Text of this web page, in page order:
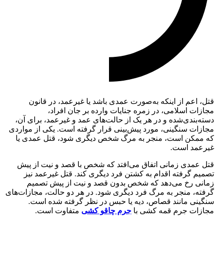
قتل، اعم از اینکه به‌صورت عمدی باشد یا غیرعمد، در قانون
مجازات اسلامی، در زمره جنایات وارده بر جان افراد،
دسته‌بندی‌شده و در هر یک از حالت‌های عمد و غیرعمد، برای آن،
مجازات سنگینی، مورد پیش‌بینی قرار گرفته است. یکی از مواردی
که ممکن است، منجر به مرگ شخص دیگری شود، قتل عمدی یا
غیرعمد است.
قتل عمدی زمانی اتفاق می‌افتد که شخص با قصد و نیت از پیش
تصمیم گرفته اقدام به کشتن فرد دیگری کند. قتل غیرعمد نیز
زمانی رخ می‌دهد که شخص بدون قصد و نیت از پیش تصمیم
گرفته، منجر به مرگ فرد دیگری شود. در هر دو حالت، مجازات‌های
سنگینی مانند قصاص، دیه یا حبس در نظر گرفته شده است.
مجازات جرم قمه کشی با جرم چاقو کشی متفاوت است.